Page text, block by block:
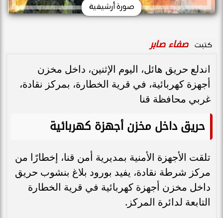
صورة أرشيفية
كتبت صفاء صابر
اندلع حريق هائل، اليوم الإثنين، داخل مخزن
أجهزة كهربائية، في قرية الخطارة، بمركز نقادة،
غربي محافظة قنا
حريق داخل مخزن أجهزة كهربائية
تلقت الأجهزة الأمنية بمديرية أمن قنا، إخطارًا من
مركز شرطة نقادة، يفيد بورود بلاغ بنشوب حريق
داخل مخزن أجهزة كهربائية في قرية الخطارة
التابعة لدائرة المركز.